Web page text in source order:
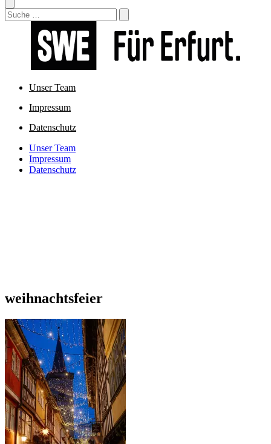
Search
Unser Team
Impressum
Datenschutz
Unser Team
Impressum
Datenschutz
weihnachtsfeier